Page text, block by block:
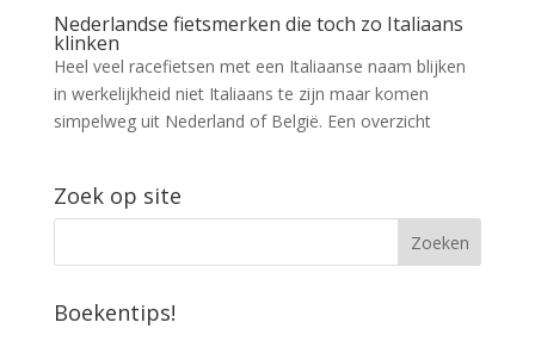
Nederlandse fietsmerken die toch zo Italiaans
klinken
Heel veel racefietsen met een Italiaanse naam blijken
in werkelijkheid niet Italiaans te zijn maar komen
simpelweg uit Nederland of België. Een overzicht
Zoek op site
Boekentips!